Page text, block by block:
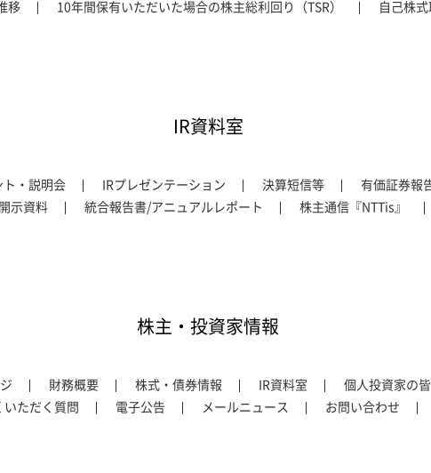
移
10年間保有いただいた場合の株主総利回り（TSR） 自己株
IR資料室
ト・説明会 IRプレゼンテーション 決算短信等
有価証券報
示資料
統合報告書/アニュアルレポート 株主通信『NTTis』
株主・投資家情報
財務概要 株式・債券情報 IR資料室 個人投資家の
いただく質問
電子公告 メールニュース お問い合わせ